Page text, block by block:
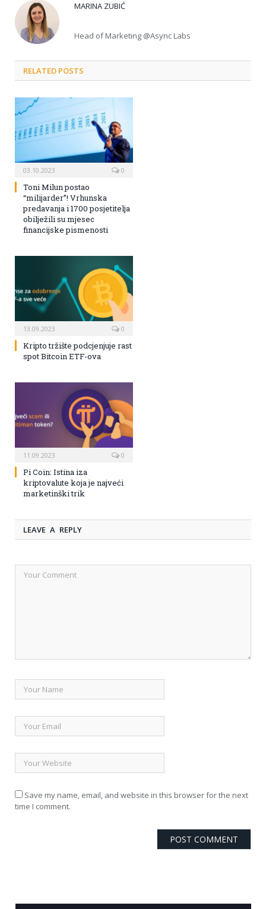
MARINA ZUBIĆ
Head of Marketing @Async Labs
RELATED POSTS
03.10.2023 0
Toni Milun postao
“milijarder”! Vrhunska
predavanja i 1700 posjetitelja
obilježili su mjesec
financijske pismenosti
13.09.2023 0
Kripto tržište podcjenjuje rast
spot Bitcoin ETF-ova
11.09.2023 0
Pi Coin: Istina iza
kriptovalute koja je najveći
marketinški trik
LEAVE A REPLY
Save my name, email, and website in this browser for the next
time I comment.